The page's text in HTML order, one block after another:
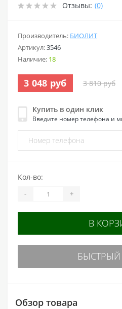
Отзывы: (0)
Производитель: БИОЛИТ
Артикул:3546
Наличие: 18
3 048 руб 3 810 руб
Купить в один клик
Введите номер телефона и
Кол-во:
- +
В
БЫСТРЫЙ
Обзор товара